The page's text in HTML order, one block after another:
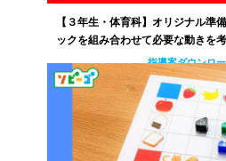
【３年生・体育科】オリジナル準
ックを組み合わせて必要な動きを
指導案ダウンロ